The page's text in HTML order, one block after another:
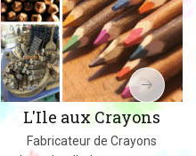
Un Monde de Bois
Des jeux, jouets et objets en bois
massif fabriqués dans le 02